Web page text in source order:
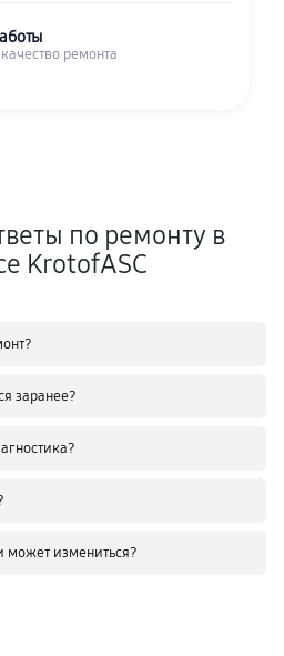
ремонта
по ремонту в
KrotofASC
заранее?
может измениться?